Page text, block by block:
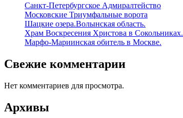
Санкт-Петербургское Адмиралтейство
Московские Триумфальные ворота
Шацкие озера.Волынская область.
Храм Воскресения Христова в
Марфо-Мариинская обитель в Москве.
Свежие комментарии
Нет комментариев для просмотра.
Архивы